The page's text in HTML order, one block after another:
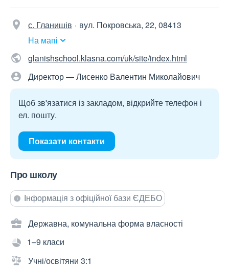
с. Гланишів
вул. Покровська, 22, 08413
На мапі
glanishschool.klasna.com/uk/site/index.html
Директор — Лисенко Валентин Миколайович
Щоб зв'язатися із закладом, відкрийте телефон і
ел. пошту.
Показати контакти
Про школу
Інформація з офіційної бази ЄДЕБО
Державна, комунальна форма власності
1–9 класи
Учні/освітяни 3:1